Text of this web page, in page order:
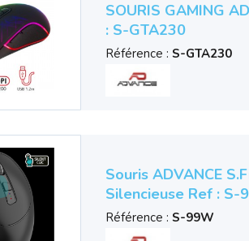
SOURIS GAMING
: S-GTA230
Référence : S-GTA230
Souris ADVANCE
Silencieuse Ref : S-
Référence : S-99W